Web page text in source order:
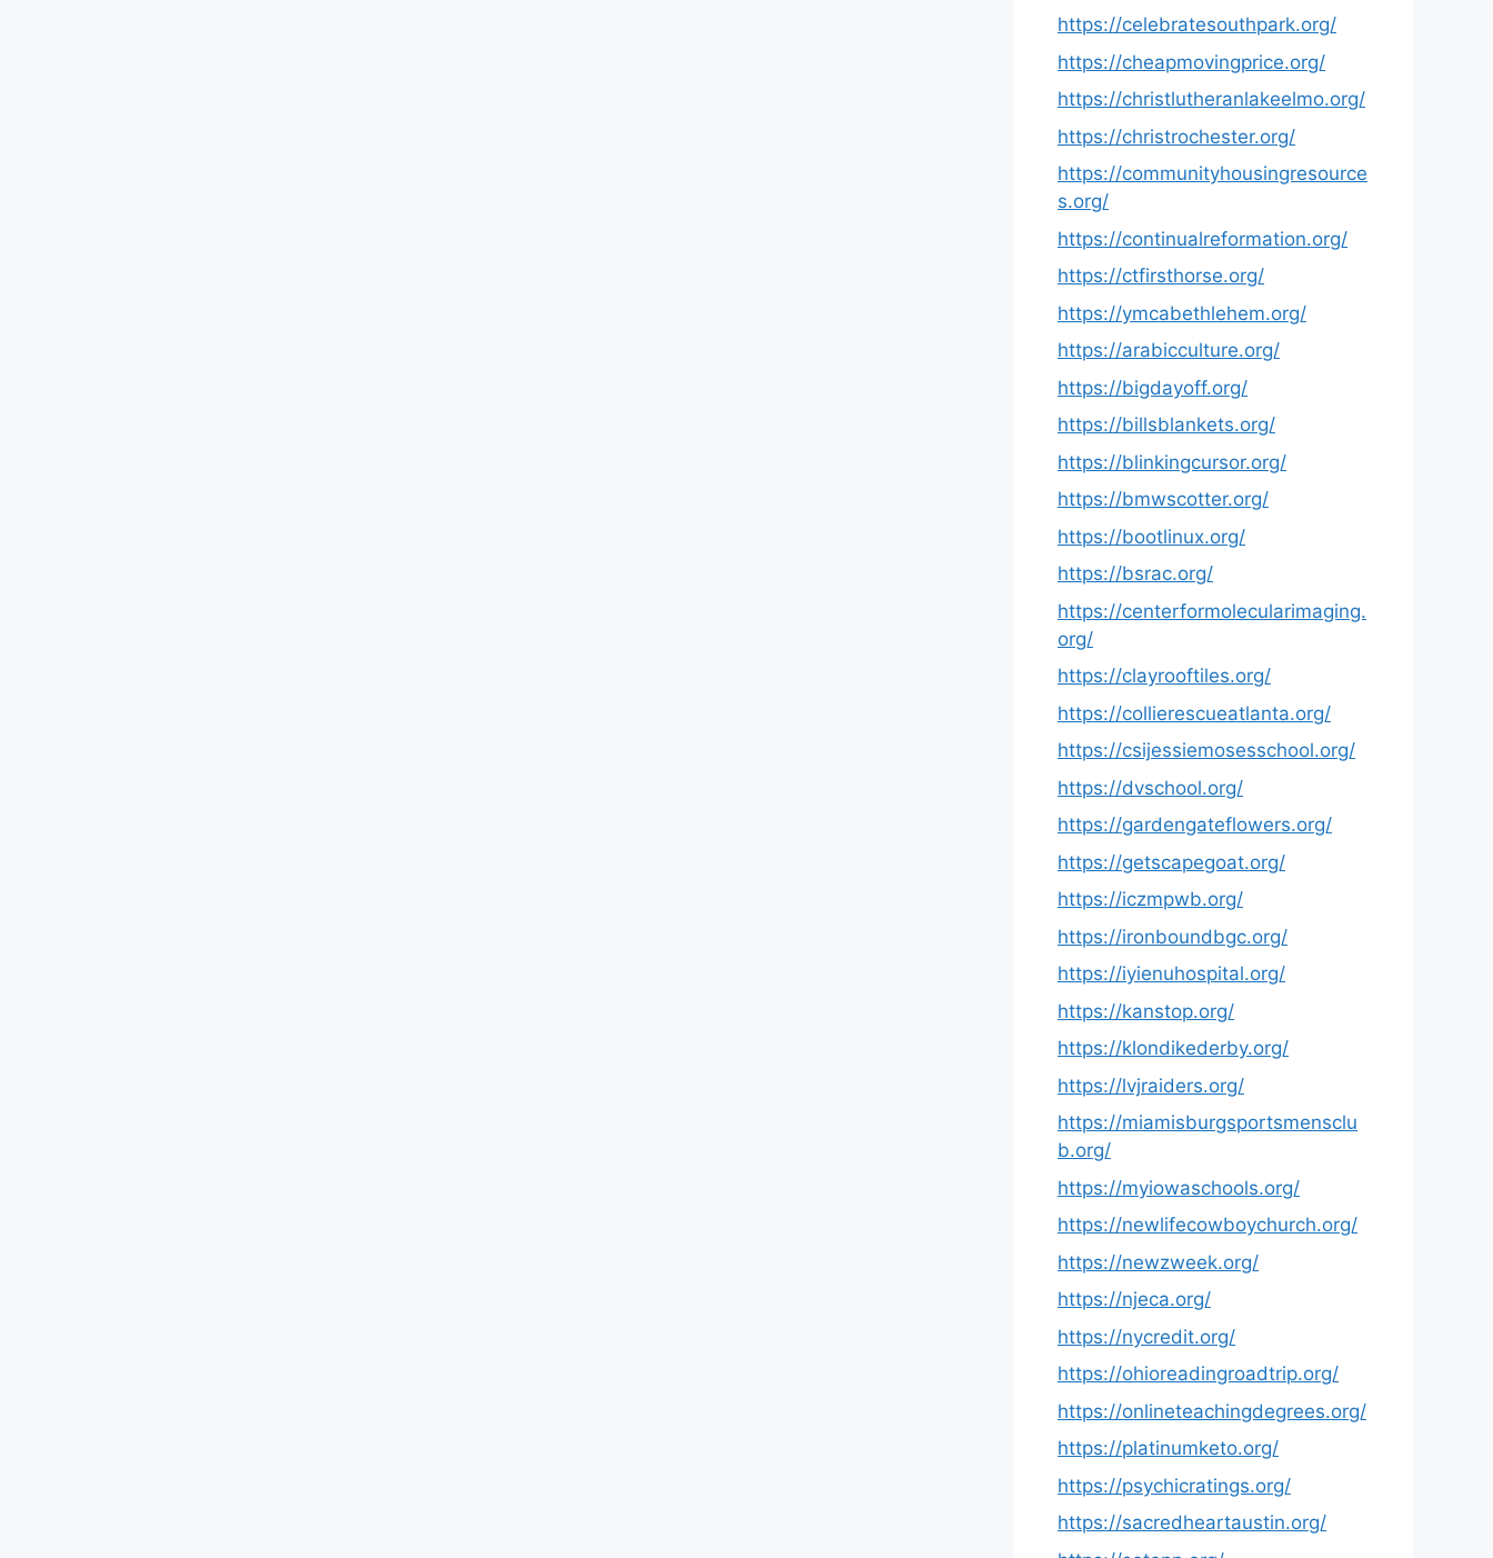
https://celebratesouthpark.org/
https://cheapmovingprice.org/
https://christlutheranlakeelmo.org/
https://christrochester.org/
https://communityhousingresource
s.org/
https://continualreformation.org/
https://ctfirsthorse.org/
https://ymcabethlehem.org/
https://arabicculture.org/
https://bigdayoff.org/
https://billsblankets.org/
https://blinkingcursor.org/
https://bmwscotter.org/
https://bootlinux.org/
https://bsrac.org/
https://centerformolecularimaging.
org/
https://clayrooftiles.org/
https://collierescueatlanta.org/
https://csijessiemosesschool.org/
https://dvschool.org/
https://gardengateflowers.org/
https://getscapegoat.org/
https://iczmpwb.org/
https://ironboundbgc.org/
https://iyienuhospital.org/
https://kanstop.org/
https://klondikederby.org/
https://lvjraiders.org/
https://miamisburgsportsmensclu
b.org/
https://myiowaschools.org/
https://newlifecowboychurch.org/
https://newzweek.org/
https://njeca.org/
https://nycredit.org/
https://ohioreadingroadtrip.org/
https://onlineteachingdegrees.org/
https://platinumketo.org/
https://psychicratings.org/
https://sacredheartaustin.org/